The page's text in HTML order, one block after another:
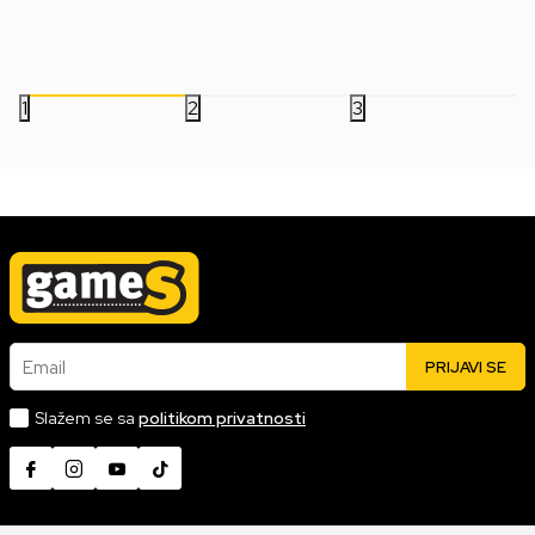
1 2 3
Email PRIJAVI SE
Slažem se sa politikom privatnosti